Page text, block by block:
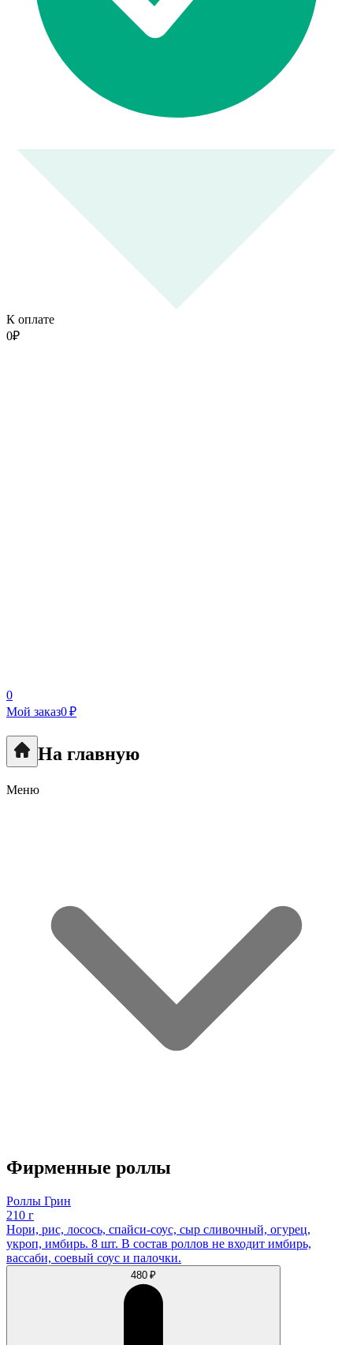
К оплате
0₽
0
Мой заказ0 ₽
На главную
Меню
Фирменные роллы
Роллы Грин
210 г
Нори, рис, лосось, спайси-соус, сыр сливочный, огурец,
укроп, имбирь. 8 шт. В состав роллов не входит имбирь,
вассаби, соевый соус и палочки.
480 ₽